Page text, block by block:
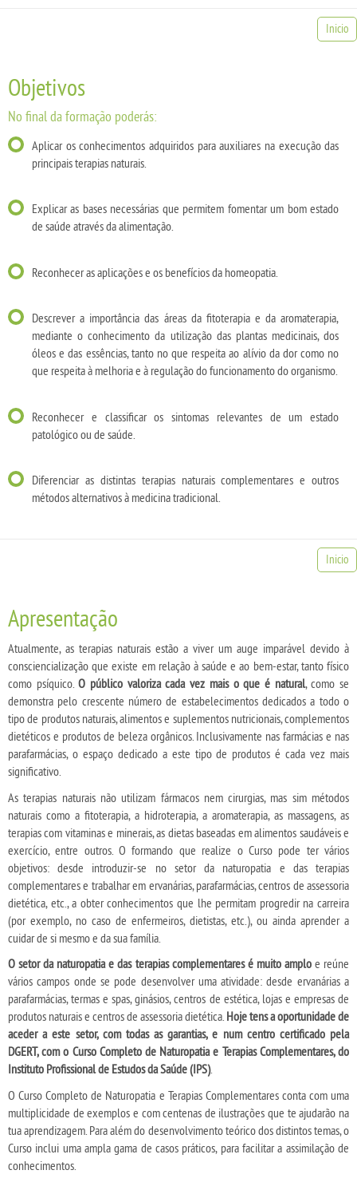
Inicio
Objetivos
No final da formação poderás:
Aplicar os conhecimentos adquiridos para auxiliares na execução das
principais terapias naturais.
Explicar as bases necessárias que permitem fomentar um bom estado
de saúde através da alimentação.
Reconhecer as aplicações e os benefícios da homeopatia.
Descrever a importância das áreas da fitoterapia e da aromaterapia,
mediante o conhecimento da utilização das plantas medicinais, dos
óleos e das essências, tanto no que respeita ao alívio da dor como no
que respeita à melhoria e à regulação do funcionamento do organismo.
Reconhecer e classificar os sintomas relevantes de um estado
patológico ou de saúde.
Diferenciar as distintas terapias naturais complementares e outros
métodos alternativos à medicina tradicional.
Inicio
Apresentação
Atualmente, as terapias naturais estão a viver um auge imparável devido à
consciencialização que existe em relação à saúde e ao bem-estar, tanto físico
como psíquico.O público valoriza cada vez mais o que é natural, como se
demonstra pelo crescente número de estabelecimentos dedicados a todo o
tipo de produtos naturais, alimentos e suplementos nutricionais, complementos
dietéticos e produtos de beleza orgânicos. Inclusivamente nas farmácias e nas
parafarmácias, o espaço dedicado a este tipo de produtos é cada vez mais
significativo.
As terapias naturais não utilizam fármacos nem cirurgias, mas sim métodos
naturais como a fitoterapia, a hidroterapia, a aromaterapia, as massagens, as
terapias com vitaminas e minerais, as dietas baseadas em alimentos saudáveis e
exercício, entre outros. O formando que realize o Curso pode ter vários
objetivos: desde introduzir-se no setor da naturopatia e das terapias
complementares e trabalhar em ervanárias, parafarmácias, centros de assessoria
dietética, etc., a obter conhecimentos que lhe permitam progredir na carreira
(por exemplo, no caso de enfermeiros, dietistas, etc.), ou ainda aprender a
cuidar de si mesmo e da sua família.
O setor da naturopatia e das terapias complementares é muito amploe reúne
vários campos onde se pode desenvolver uma atividade: desde ervanárias a
parafarmácias, termas e spas, ginásios, centros de estética, lojas e empresas de
produtos naturais e centros de assessoria dietética. Hoje tens a oportunidade de
aceder a este setor, com todas as garantias, e num centro certificado pela
DGERT, com o Curso Completo de Naturopatia e Terapias Complementares, do
Instituto Profissional de Estudos da Saúde (IPS).
O Curso Completo de Naturopatia e Terapias Complementares conta com uma
multiplicidade de exemplos e com centenas de ilustrações que te ajudarão na
tua aprendizagem. Para além do desenvolvimento teórico dos distintos temas, o
Curso inclui uma ampla gama de casos práticos, para facilitar a assimilação de
conhecimentos.